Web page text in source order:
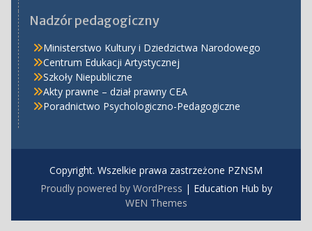
Nadzór pedagogiczny
Ministerstwo Kultury i Dziedzictwa Narodowego
Centrum Edukacji Artystycznej
Szkoły Niepubliczne
Akty prawne – dział prawny CEA
Poradnictwo Psychologiczno-Pedagogiczne
Copyright. Wszelkie prawa zastrzeżone PZNSM
Proudly powered by WordPress | Education Hub by
WEN Themes